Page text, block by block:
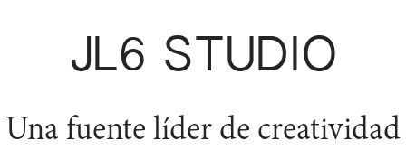
JL6 STUDIO
Una fuente líder de creatividad